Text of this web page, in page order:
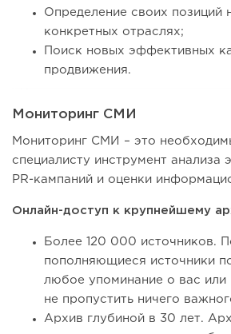
Определение своих позиций
конкретных отраслях;
Поиск новых эффективных
продвижения.
Мониторинг СМИ
Мониторинг СМИ – это
специалисту инструмент анализа
PR-кампаний и оценки
Онлайн-доступ к крупнейшему
Более 120 000 источников.
пополняющиеся источники
любое упоминание о вас
не пропустить ничего
Архив глубиной в 30 лет.